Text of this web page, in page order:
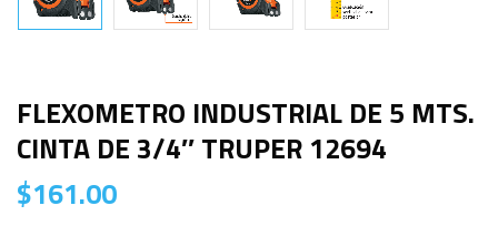
FLEXOMETRO INDUSTRIAL DE 5 MTS.
CINTA DE 3/4″ TRUPER 12694
$161.00